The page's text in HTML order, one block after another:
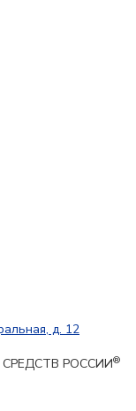
д. 12
СРЕДСТВ РОССИИ®